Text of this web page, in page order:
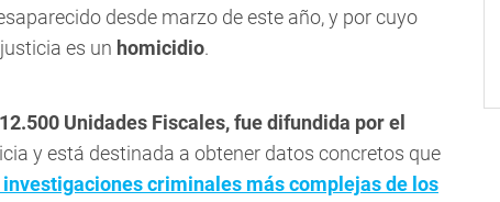
desde marzo de este año, y por cuyo
es un homicidio.
Unidades Fiscales, fue difundida por el
y está destinada a obtener datos concretos que
investigaciones criminales más complejas de los